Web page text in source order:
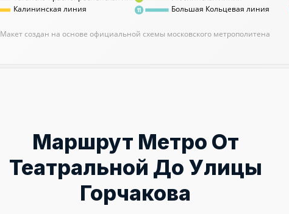
Калининская линия
Макет создан на основе официальной схемы московского метрополитена
Большая Кольцевая линия
11
Маршрут Метро От
Театральной До Улицы
Горчакова